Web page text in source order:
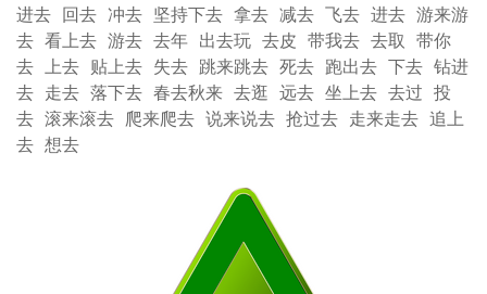
进去 回去 冲去 坚持下去 拿去 减去 飞去 进去 游来游
去 看上去 游去 去年 出去玩 去皮 带我去 去取 带你
去 上去 贴上去 失去 跳来跳去 死去 跑出去 下去 钻进
去 走去 落下去 春去秋来 去逛 远去 坐上去 去过 投
去 滚来滚去 爬来爬去 说来说去 抢过去 走来走去 追上
去 想去